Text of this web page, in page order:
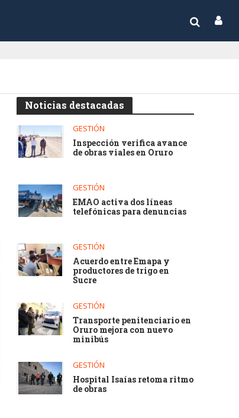
Noticias destacadas
GESTIÓN
Inspección verifica avance
de obras viales en Oruro
GESTIÓN
EMAO activa dos líneas
telefónicas para denuncias
GESTIÓN
Acuerdo entre Emapa y
productores de trigo en
Sucre
GESTIÓN
Transporte penitenciario en
Oruro mejora con nuevo
minibús
GESTIÓN
Hospital Isaías retoma ritmo
de obras